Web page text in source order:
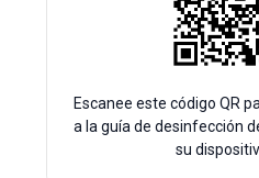
Escanee este código QR
a la guía de desinfección
su